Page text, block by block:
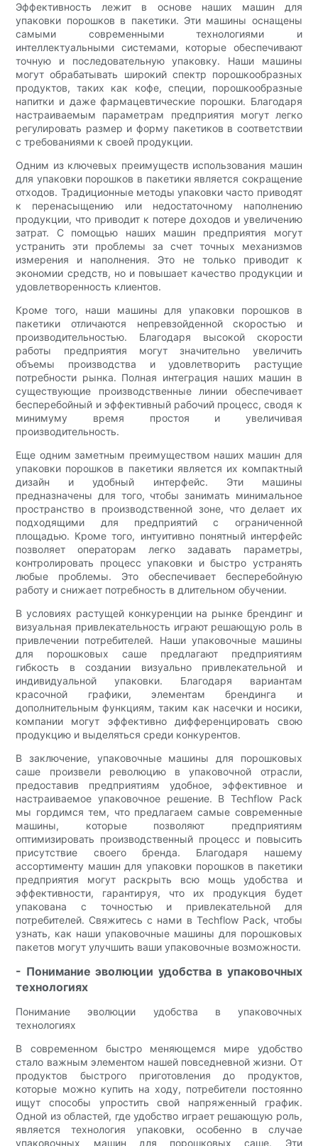
Эффективность лежит в основе наших машин для
упаковки порошков в пакетики. Эти машины оснащены
самыми современными технологиями и
интеллектуальными системами, которые обеспечивают
точную и последовательную упаковку. Наши машины
могут обрабатывать широкий спектр порошкообразных
продуктов, таких как кофе, специи, порошкообразные
напитки и даже фармацевтические порошки. Благодаря
настраиваемым параметрам предприятия могут легко
регулировать размер и форму пакетиков в соответствии
с требованиями к своей продукции.
Одним из ключевых преимуществ использования машин
для упаковки порошков в пакетики является сокращение
отходов. Традиционные методы упаковки часто приводят
к перенасыщению или недостаточному наполнению
продукции, что приводит к потере доходов и увеличению
затрат. С помощью наших машин предприятия могут
устранить эти проблемы за счет точных механизмов
измерения и наполнения. Это не только приводит к
экономии средств, но и повышает качество продукции и
удовлетворенность клиентов.
Кроме того, наши машины для упаковки порошков в
пакетики отличаются непревзойденной скоростью и
производительностью. Благодаря высокой скорости
работы предприятия могут значительно увеличить
объемы производства и удовлетворить растущие
потребности рынка. Полная интеграция наших машин в
существующие производственные линии обеспечивает
бесперебойный и эффективный рабочий процесс, сводя к
минимуму время простоя и увеличивая
производительность.
Еще одним заметным преимуществом наших машин для
упаковки порошков в пакетики является их компактный
дизайн и удобный интерфейс. Эти машины
предназначены для того, чтобы занимать минимальное
пространство в производственной зоне, что делает их
подходящими для предприятий с ограниченной
площадью. Кроме того, интуитивно понятный интерфейс
позволяет операторам легко задавать параметры,
контролировать процесс упаковки и быстро устранять
любые проблемы. Это обеспечивает бесперебойную
работу и снижает потребность в длительном обучении.
В условиях растущей конкуренции на рынке брендинг и
визуальная привлекательность играют решающую роль в
привлечении потребителей. Наши упаковочные машины
для порошковых саше предлагают предприятиям
гибкость в создании визуально привлекательной и
индивидуальной упаковки. Благодаря вариантам
красочной графики, элементам брендинга и
дополнительным функциям, таким как насечки и носики,
компании могут эффективно дифференцировать свою
продукцию и выделяться среди конкурентов.
В заключение, упаковочные машины для порошковых
саше произвели революцию в упаковочной отрасли,
предоставив предприятиям удобное, эффективное и
настраиваемое упаковочное решение. В Techflow Pack
мы гордимся тем, что предлагаем самые современные
машины, которые позволяют предприятиям
оптимизировать производственный процесс и повысить
присутствие своего бренда. Благодаря нашему
ассортименту машин для упаковки порошков в пакетики
предприятия могут раскрыть всю мощь удобства и
эффективности, гарантируя, что их продукция будет
упакована с точностью и привлекательной для
потребителей. Свяжитесь с нами в Techflow Pack, чтобы
узнать, как наши упаковочные машины для порошковых
пакетов могут улучшить ваши упаковочные возможности.
- Понимание эволюции удобства в упаковочных
технологиях
Понимание эволюции удобства в упаковочных
технологиях
В современном быстро меняющемся мире удобство
стало важным элементом нашей повседневной жизни. От
продуктов быстрого приготовления до продуктов,
которые можно купить на ходу, потребители постоянно
ищут способы упростить свой напряженный график.
Одной из областей, где удобство играет решающую роль,
является технология упаковки, особенно в случае
упаковочных машин для порошковых саше. Эти